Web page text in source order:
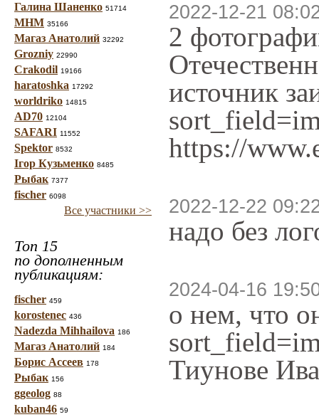
Галина Шаненко 51714
МНМ 35166
Магаз Анатолий 32292
Grozniy 22990
Crakodil 19166
haratoshka 17292
worldriko 14815
AD70 12104
SAFARI 11552
Spektor 8532
Ігор Кузьменко 8485
Рыбак 7377
fischer 6098
Все участники >>
Топ 15
по дополненным
публикациям:
fischer 459
korostenec 436
Nadezda Mihhailova 186
Магаз Анатолий 184
Борис Ассеев 178
Рыбак 156
ggeolog 88
kuban46 59
2022-12-21
2
источник
https://
2022-12-22
надо без
2024-04-16
о нем, что
Тиунове